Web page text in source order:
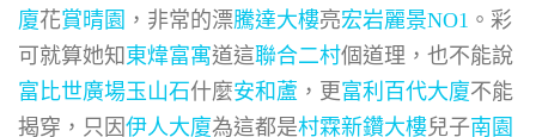
廈花賞晴園 ，非常的漂騰達大樓亮宏岩麗景NO1 。彩
可就算她知 東煒富寓道這聯合二村個道理，也不能說
富比世廣場玉山石什麼安和蘆 ，更富利百代大廈不能
揭穿，只因伊人大廈為這都是村霖新鑽大樓兒子南園